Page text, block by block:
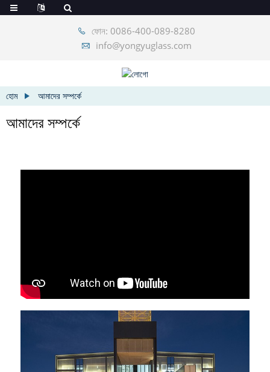
ফোন: 0086-400-089-8280
info@yongyuglass.com
হোম আমাদের সম্পর্কে
আমাদের সম্পর্কে